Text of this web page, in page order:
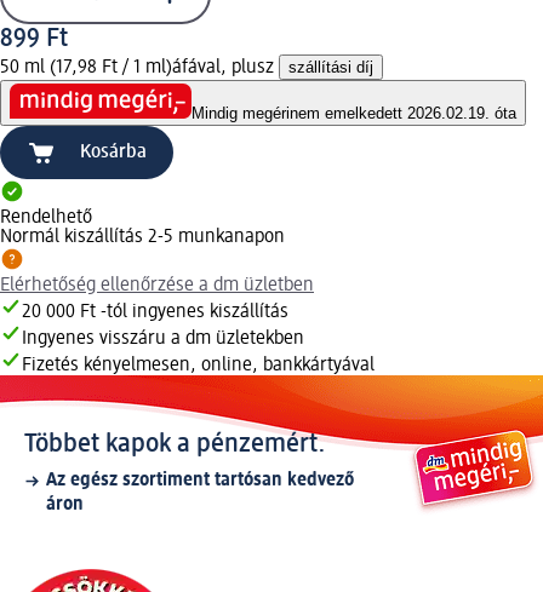
899 Ft
50 ml (17,98 Ft / 1 ml)áfával, plusz szállítási díj
Mindig megérinem emelkedett 2026.02.19. óta
Kosárba
Rendelhető
Normál kiszállítás 2-5 munkanapon
Elérhetőség ellenőrzése a dm üzletben
20 000 Ft -tól ingyenes kiszállítás
Ingyenes visszáru a dm üzletekben
Fizetés kényelmesen, online, bankkártyával
Többet kapok a pénzemért.
Az egész szortiment tartósan kedvező
áron